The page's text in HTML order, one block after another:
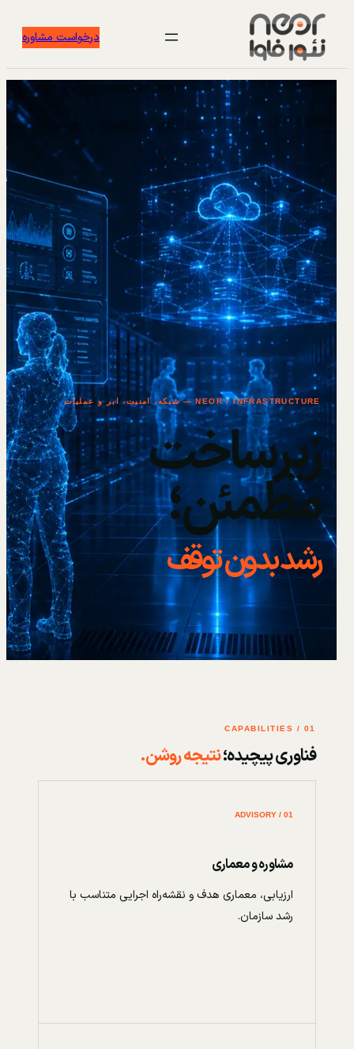
درخواست مشاوره
NEOR / INFRASTRUCTURE — شبکه، امنیت، ابر و عملیات
زیرساخت
مطمئن؛
رشد بدون توقف
01 / CAPABILITIES
فناوری پیچیده؛نتیجه روشن.
01 / ADVISORY
مشاوره و معماری
ارزیابی، معماری هدف و نقشه‌راه اجرایی متناسب با
رشد سازمان.